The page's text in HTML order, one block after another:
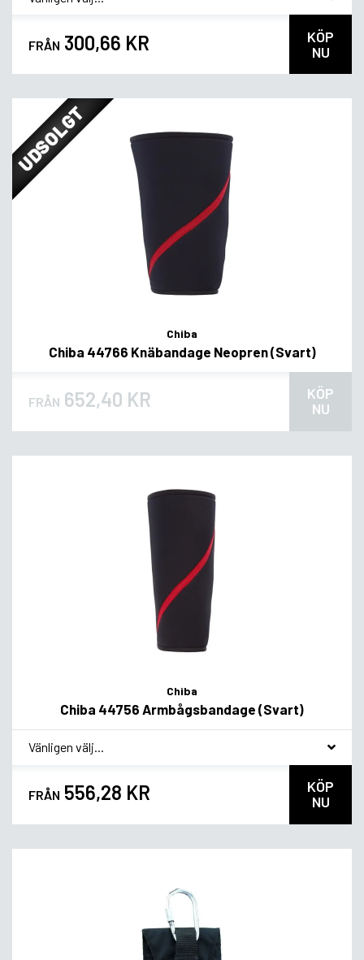
FRÅN 300,66 KR
KÖP
NU
UDSOLGT
Chiba
Chiba 44766 Knäbandage Neopren (Svart)
FRÅN 652,40 KR
KÖP
NU
Chiba
Chiba 44756 Armbågsbandage (Svart)
* Smakvariant
FRÅN 556,28 KR
KÖP
NU